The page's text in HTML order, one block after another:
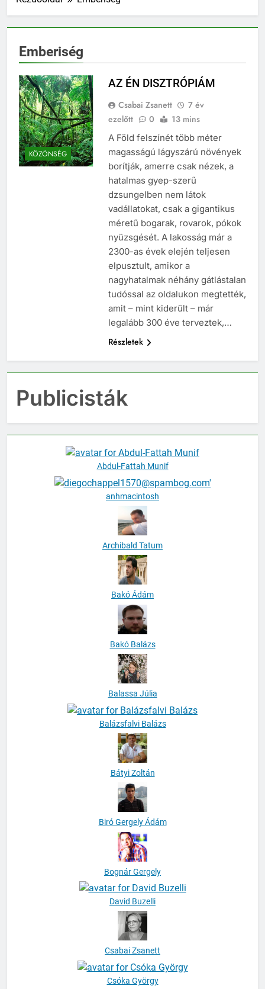
Emberiség
KÖZÖNSÉG
AZ ÉN DISZTRÓPIÁM
Csabai Zsanett
7 év
ezelőtt
0 13 mins
A Föld felszínét több méter
magasságú lágyszárú növények
borítják, amerre csak nézek, a
hatalmas gyep-szerű
dzsungelben nem látok
vadállatokat, csak a gigantikus
méretű bogarak, rovarok, pókok
nyüzsgését. A lakosság már a
2300-as évek elején teljesen
elpusztult, amikor a
nagyhatalmak néhány gátlástalan
tudóssal az oldalukon megtették,
amit – mint kiderült – már
legalább 300 éve terveztek,…
Részletek
Publicisták
Abdul-Fattah Munif
anhmacintosh
Archibald Tatum
Bakó Ádám
Bakó Balázs
Balassa Júlia
Balázsfalvi Balázs
Bátyi Zoltán
Biró Gergely Ádám
Bognár Gergely
David Buzelli
Csabai Zsanett
Csóka György